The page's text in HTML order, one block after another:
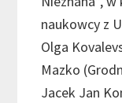
naukowcy z
Olga
Mazko
Jacek Jan